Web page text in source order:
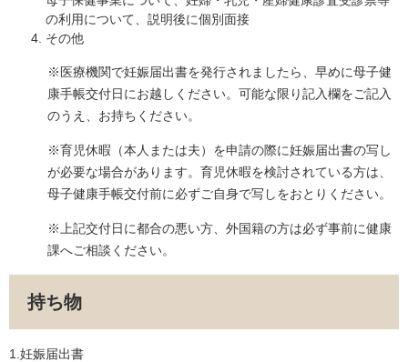
の利用について、説明後に個別面接
その他
※医療機関で妊娠届出書を発行されましたら、早めに母子健
康手帳交付日にお越しください。可能な限り記入欄をご記入
のうえ、お持ちください。
※育児休暇（本人または夫）を申請の際に妊娠届出書の写し
が必要な場合があります。育児休暇を検討されている方は、
母子健康手帳交付前に必ずご自身で写しをおとりください。
※上記交付日に都合の悪い方、外国籍の方は必ず事前に健康
課へご相談ください。
持ち物
1.妊娠届出書